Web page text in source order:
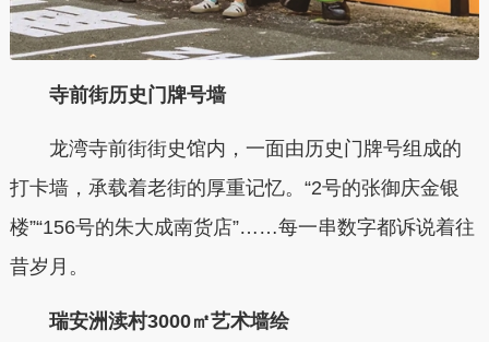
寺前街历史门牌号墙
龙湾寺前街街史馆内，一面由历史门牌号组成的
打卡墙，承载着老街的厚重记忆。“2号的张御庆金银
楼”“156号的朱大成南货店”……每一串数字都诉说着往
昔岁月。
瑞安洲渎村3000㎡艺术墙绘